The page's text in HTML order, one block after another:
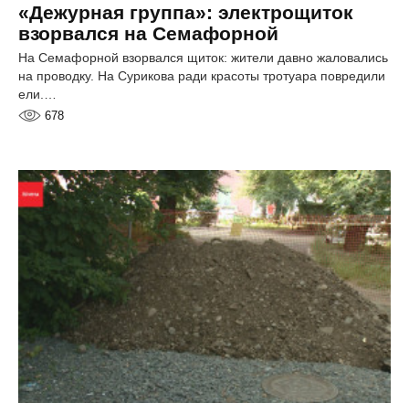
«Дежурная группа»: электрощиток
взорвался на Семафорной
На Семафорной взорвался щиток: жители давно жаловались
на проводку. На Сурикова ради красоты тротуара повредили
ели.…
678